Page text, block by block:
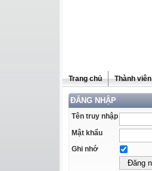
Trang chủ Thành viên
ĐĂNG NHẬP
Tên truy nhập
Mật khẩu
Ghi nhớ